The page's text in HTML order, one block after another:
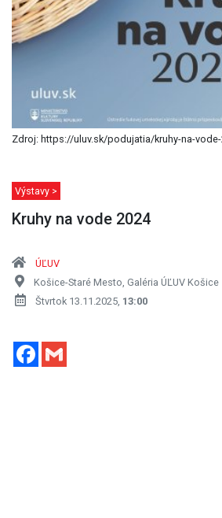
Zdroj: https://uluv.sk/podujatia/kruhy-na-
Výstavy >
Kruhy na vode 2024
ÚĽUV
Košice-Staré Mesto, Galéria ÚĽUV Košice
Štvrtok 13.11.2025, 13:00
Facebook